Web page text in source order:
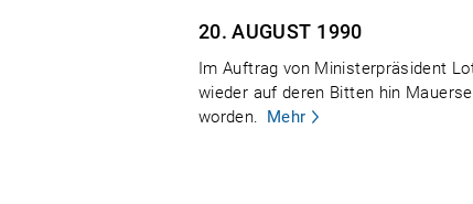
20. AUGUST 1990
Im Auftrag von Ministerpräsident
wieder auf deren Bitten hin
worden.
Mehr